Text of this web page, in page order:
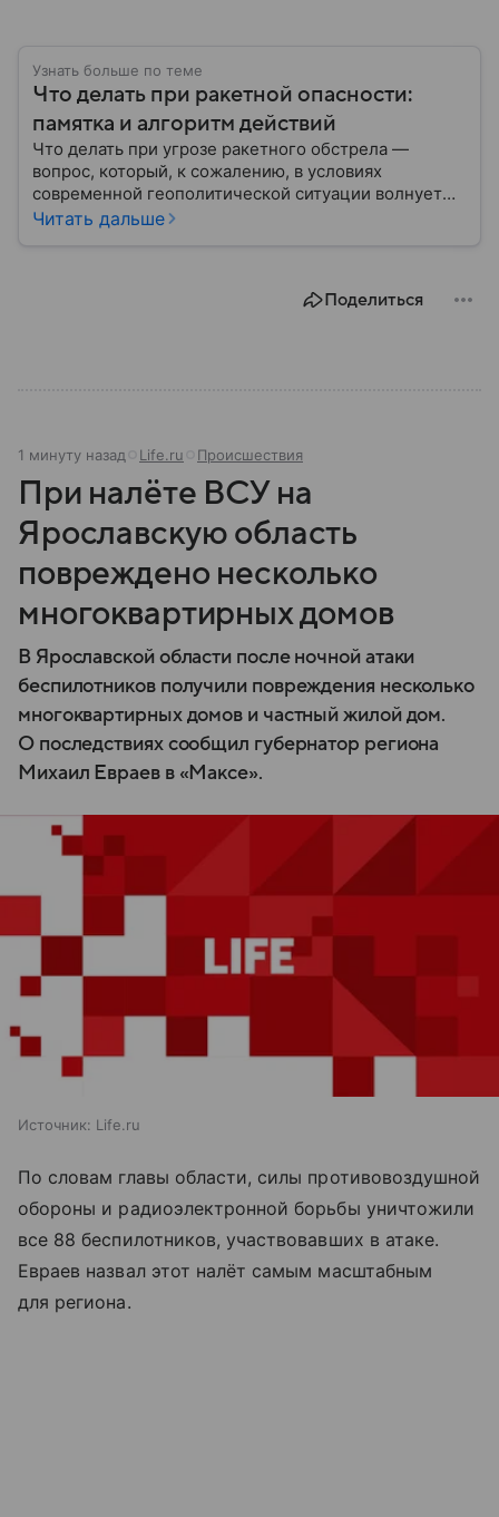
Узнать больше по теме
Что делать при ракетной опасности:
памятка и алгоритм действий
Что делать при угрозе ракетного обстрела —
вопрос, который, к сожалению, в условиях
современной геополитической ситуации волнует
все больше людей. В материале мы рассказываем,
Читать дальше
Поделиться
1 минуту назад Life.ru Происшествия
При налёте ВСУ на
Ярославскую область
повреждено несколько
многоквартирных домов
В Ярославской области после ночной атаки
беспилотников получили повреждения несколько
многоквартирных домов и частный жилой дом.
О последствиях сообщил губернатор региона
Михаил Евраев в «Максе».
Источник: Life.ru
По словам главы области, силы противовоздушной
обороны и радиоэлектронной борьбы уничтожили
все 88 беспилотников, участвовавших в атаке.
Евраев назвал этот налёт самым масштабным
для региона.